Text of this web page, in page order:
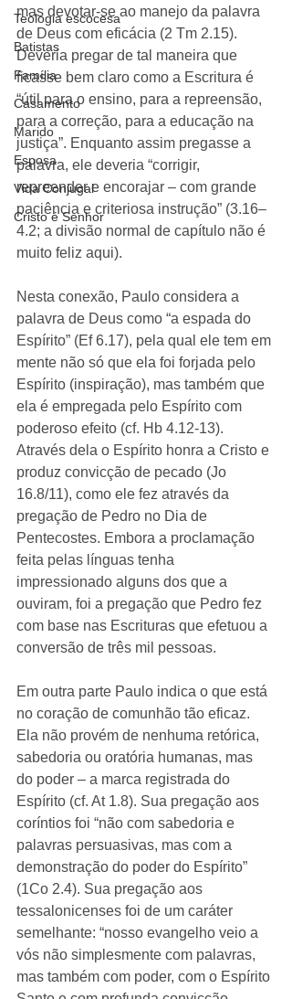
Teologia escocesa
Batistas
Família
Casamento
Marido
Esposa
Vida Conjugal
Cristo é Senhor
mas devotar-se ao manejo da palavra
de Deus com eficácia (2 Tm 2.15).
Deveria pregar de tal maneira que
ficasse bem claro como a Escritura é
“útil para o ensino, para a repreensão,
para a correção, para a educação na
justiça”. Enquanto assim pregasse a
palavra, ele deveria “corrigir,
repreender e encorajar – com grande
paciência e criteriosa instrução” (3.16–
4.2; a divisão normal de capítulo não é
muito feliz aqui).
Nesta conexão, Paulo considera a
palavra de Deus como “a espada do
Espírito” (Ef 6.17), pela qual ele tem em
mente não só que ela foi forjada pelo
Espírito (inspiração), mas também que
ela é empregada pelo Espírito com
poderoso efeito (cf. Hb 4.12-13).
Através dela o Espírito honra a Cristo e
produz convicção de pecado (Jo
16.8/11), como ele fez através da
pregação de Pedro no Dia de
Pentecostes. Embora a proclamação
feita pelas línguas tenha
impressionado alguns dos que a
ouviram, foi a pregação que Pedro fez
com base nas Escrituras que efetuou a
conversão de três mil pessoas.
Em outra parte Paulo indica o que está
no coração de comunhão tão eficaz.
Ela não provém de nenhuma retórica,
sabedoria ou oratória humanas, mas
do poder – a marca registrada do
Espírito (cf. At 1.8). Sua pregação aos
coríntios foi “não com sabedoria e
palavras persuasivas, mas com a
demonstração do poder do Espírito”
(1Co 2.4). Sua pregação aos
tessalonicenses foi de um caráter
semelhante: “nosso evangelho veio a
vós não simplesmente com palavras,
mas também com poder, com o Espírito